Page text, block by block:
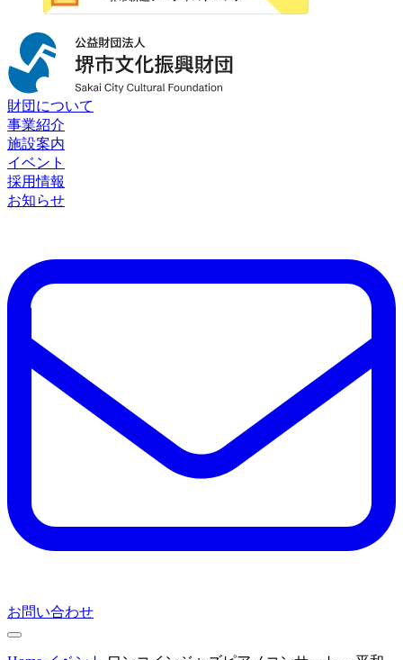
財団について
事業紹介
施設案内
イベント
採用情報
お知らせ
お問い合わせ